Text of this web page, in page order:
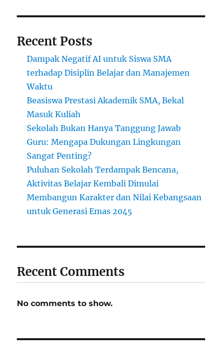
Recent Posts
Dampak Negatif AI untuk Siswa SMA
terhadap Disiplin Belajar dan Manajemen
Waktu
Beasiswa Prestasi Akademik SMA, Bekal
Masuk Kuliah
Sekolah Bukan Hanya Tanggung Jawab
Guru: Mengapa Dukungan Lingkungan
Sangat Penting?
Puluhan Sekolah Terdampak Bencana,
Aktivitas Belajar Kembali Dimulai
Membangun Karakter dan Nilai Kebangsaan
untuk Generasi Emas 2045
Recent Comments
No comments to show.